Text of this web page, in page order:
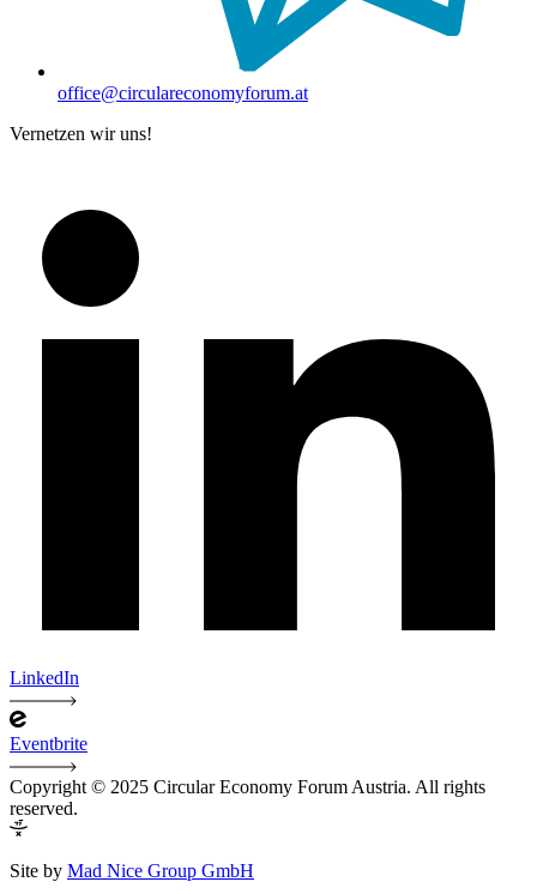
office@circulareconomyforum.at
Vernetzen wir uns!
LinkedIn
Eventbrite
Copyright © 2025 Circular Economy Forum Austria. All rights
reserved.
Site by Mad Nice Group GmbH